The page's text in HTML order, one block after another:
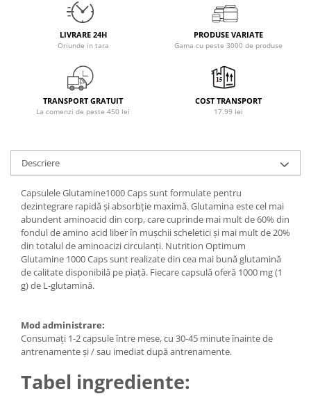
PerfectShaker
Power System
Pro Tan
REDCON1
Revoflex
Rich Piana 5% Nutrition
RIPT
Scitec
Scivation
Skill Nutrition
Smart Shake
Under Armour
Universal
Vitargo
Weider
Zenana
LIVRARE 24H
Oriunde in tara
PRODUSE VARIATE
Gama cu peste 3000 de produse
TRANSPORT GRATUIT
La comenzi de peste 450 lei
COST TRANSPORT
17.99 lei
Descriere
Capsulele Glutamine1000 Caps sunt formulate pentru
dezintegrare rapidă și absorbție maximă. Glutamina este cel mai
abundent aminoacid din corp, care cuprinde mai mult de 60% din
fondul de amino acid liber în mușchii scheletici și mai mult de 20%
din totalul de aminoacizi circulanți. Nutrition Optimum
Glutamine 1000 Caps sunt realizate din cea mai bună glutamină
de calitate disponibilă pe piață. Fiecare capsulă oferă 1000 mg (1
g) de L-glutamină.
Mod administrare:
Consumați 1-2 capsule între mese, cu 30-45 minute înainte de
antrenamente și / sau imediat după antrenamente.
Tabel ingrediente: